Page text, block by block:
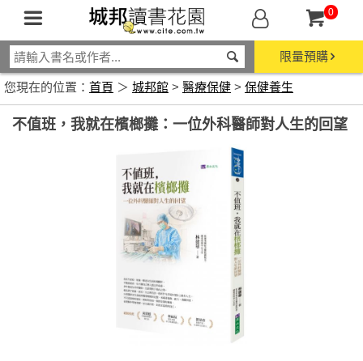
0
限量預購
您現在的位置： 首頁 ＞ 城邦館 > 醫療保健 > 保健養生
不值班，我就在檳榔攤：一位外科醫師對人生的回望